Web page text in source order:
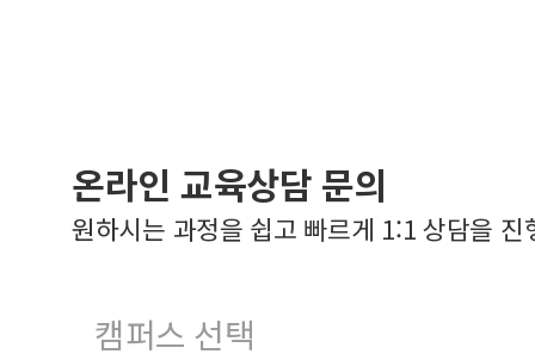
온라인 교육상담 문의
원하시는 과정을 쉽고 빠르게 1:1 상담을 진